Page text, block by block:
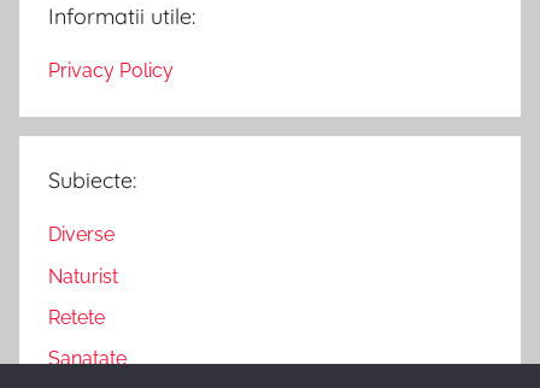
Informatii utile:
Privacy Policy
Subiecte:
Diverse
Naturist
Retete
Sanatate